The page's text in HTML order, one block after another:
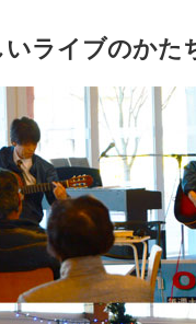
いライブのかた